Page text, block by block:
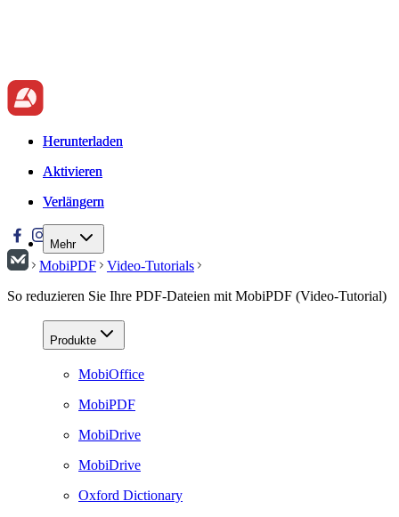
Herunterladen
Aktivieren
Verlängern
Mehr
Herunterladen
Aktivieren
Verlängern
MobiPDF
Video-Tutorials
So reduzieren Sie Ihre PDF-Dateien mit MobiPDF (Video-Tutorial)
Produkte
MobiOffice
MobiPDF
MobiDrive
MobiDrive
Oxford Dictionary